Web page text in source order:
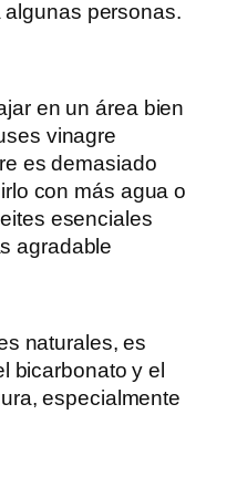
algunas personas.
en un área bien
vinagre
es demasiado
con más agua o
esenciales
agradable
naturales, es
bicarbonato y el
especialmente